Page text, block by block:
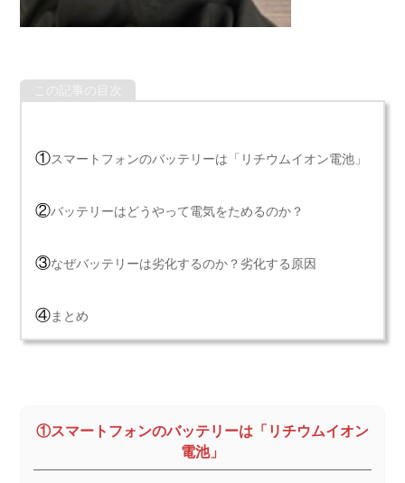
①スマートフォンのバッテリーは「リチウムイオン電池」
②バッテリーはどうやって電気をためるのか？
③なぜバッテリーは劣化するのか？劣化する原因
④まとめ
①スマートフォンのバッテリーは「リチウムイオン
電池」